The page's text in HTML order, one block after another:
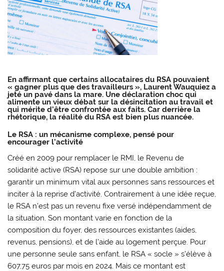
En affirmant que certains allocataires du RSA pouvaient
« gagner plus que des travailleurs », Laurent Wauquiez a
jeté un pavé dans la mare. Une déclaration choc qui
alimente un vieux débat sur la désincitation au travail et
qui mérite d’être confrontée aux faits. Car derrière la
rhétorique, la réalité du RSA est bien plus nuancée.
Le RSA : un mécanisme complexe, pensé pour
encourager l’activité
Créé en 2009 pour remplacer le RMI, le Revenu de
solidarité active (RSA) repose sur une double ambition :
garantir un minimum vital aux personnes sans ressources et
inciter à la reprise d’activité. Contrairement à une idée reçue,
le RSA n’est pas un revenu fixe versé indépendamment de
la situation. Son montant varie en fonction de la
composition du foyer, des ressources existantes (aides,
revenus, pensions), et de l’aide au logement perçue. Pour
une personne seule sans enfant, le RSA « socle » s’élève à
607,75 euros par mois en 2024. Mais ce montant est